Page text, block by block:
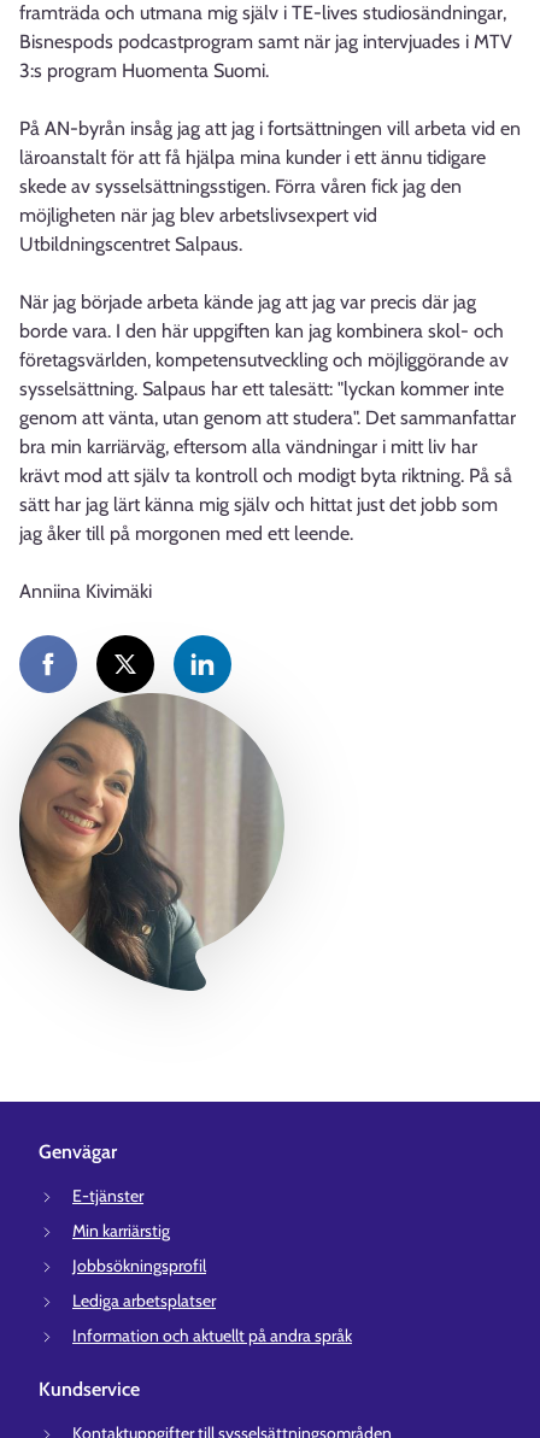
framträda och utmana mig själv i TE-lives studiosändningar,
Bisnespods podcastprogram samt när jag intervjuades i MTV
3:s program Huomenta Suomi.
På AN-byrån insåg jag att jag i fortsättningen vill arbeta vid en
läroanstalt för att få hjälpa mina kunder i ett ännu tidigare
skede av sysselsättningsstigen. Förra våren fick jag den
möjligheten när jag blev arbetslivsexpert vid
Utbildningscentret Salpaus.
När jag började arbeta kände jag att jag var precis där jag
borde vara. I den här uppgiften kan jag kombinera skol- och
företagsvärlden, kompetensutveckling och möjliggörande av
sysselsättning. Salpaus har ett talesätt: "lyckan kommer inte
genom att vänta, utan genom att studera". Det sammanfattar
bra min karriärväg, eftersom alla vändningar i mitt liv har
krävt mod att själv ta kontroll och modigt byta riktning. På så
sätt har jag lärt känna mig själv och hittat just det jobb som
jag åker till på morgonen med ett leende.
Anniina Kivimäki
Genvägar
E-tjänster
Min karriärstig
Jobbsökningsprofil
Lediga arbetsplatser
Information och aktuellt på andra språk
Kundservice
Kontaktuppgifter till sysselsättningsområden